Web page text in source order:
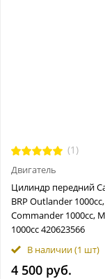
(1)
Двигатель
Цилиндр передний
BRP Outlander 1000cc,
Commander 1000cc,
1000cc 420623566
В наличии(1 шт)
4 500 руб.